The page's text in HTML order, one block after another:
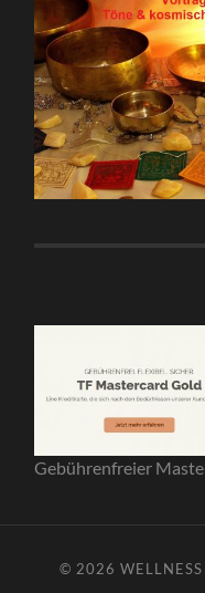
Gebührenfreier
© 2026